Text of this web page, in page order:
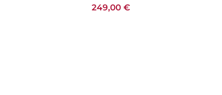
249,00 €